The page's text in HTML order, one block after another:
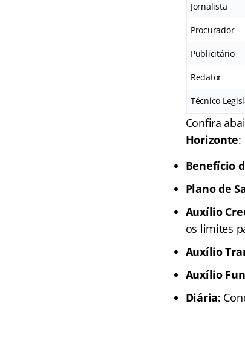
Jornalista
Procurador
Publicitário
Redator
Técnico
Confira
Horizonte:
Benefício
Plano de
Auxílio
os limites
Auxílio
Auxílio
Diária: